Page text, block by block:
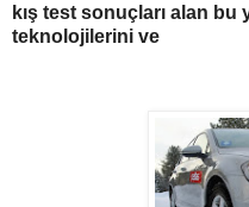
kış test sonuçları alan
teknolojilerini ve